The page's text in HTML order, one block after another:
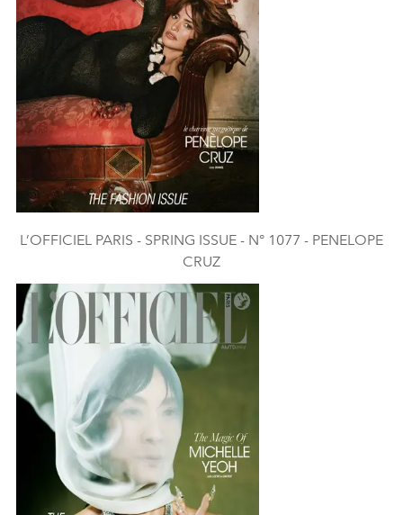
L’OFFICIEL PARIS - SPRING ISSUE - N° 1077 - PENELOPE
CRUZ